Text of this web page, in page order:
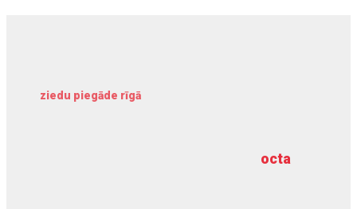
octa
ziedu piegāde rīgā
dziļurbums